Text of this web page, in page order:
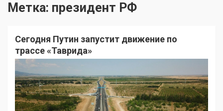
Метка: президент РФ
Сегодня Путин запустит движение по
трассе «Таврида»